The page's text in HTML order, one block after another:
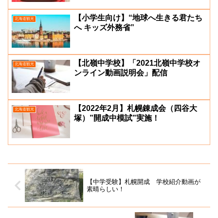
北海道観光
【小学生向け】“地球へ生きる君たち
へ キッズ外務省”
北海道観光
【北嶺中学校】「2021北嶺中学校オ
ンライン動画説明会」配信
北海道観光
【2022年2月】札幌錬成会（四谷大
塚）”開成中模試”実施！
【中学受験】札幌開成 学校紹介動画が
素晴らしい！